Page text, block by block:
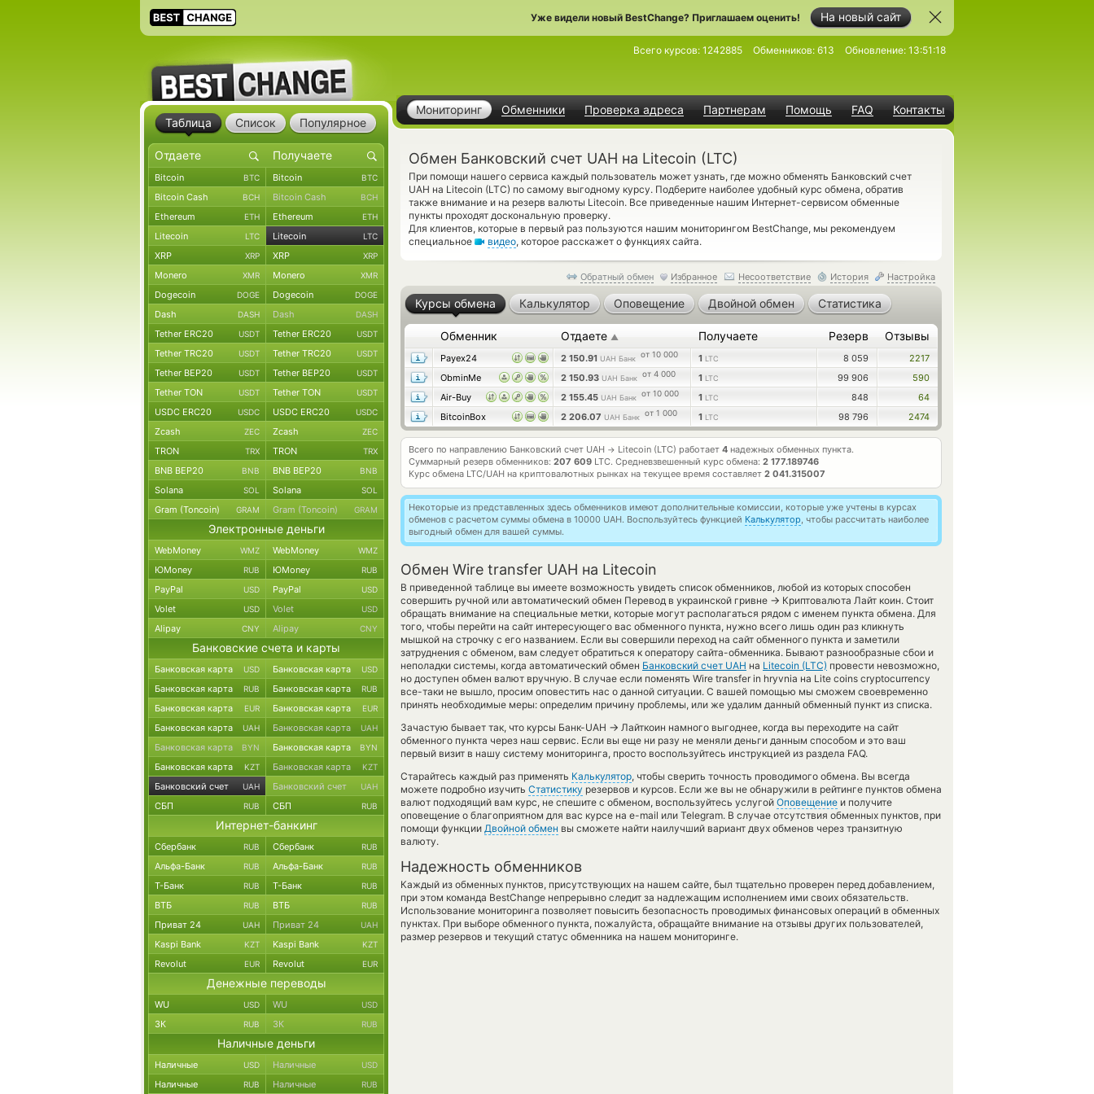
На новый сайт
Уже видели новый BestChange? Приглашаем оценить!
Мониторинг Обменники Проверка адреса Партнерам Помощь FAQ Контакты
Всего курсов: 1242885 Обменников: 613 Обновление: 13:51:18
Обмен Банковский счет UAH на Litecoin (LTC)
При помощи нашего сервиса каждый пользователь может узнать, где можно обменять Банковский счет
UAH на Litecoin (LTC) по самому выгодному курсу. Подберите наиболее удобный курс обмена, обратив
также внимание и на резерв валюты Litecoin. Все приведенные нашим Интернет-сервисом обменные
пункты проходят доскональную проверку.
Для клиентов, которые в первый раз пользуются нашим мониторингом BestChange, мы рекомендуем
специальное
видео, которое расскажет о функциях сайта.
Обратный обмен Избранное Несоответствие История Настройка
Курсы обмена Калькулятор Оповещение Двойной обмен Статистика
Обменник Отдаете ▲ Получаете Резерв Отзывы
Payex24 2 150.91 UAH Банк от 10 000 1 LTC 8 059
2217
ObminMe
2 150.93 UAH Банк от 4 000 1 LTC 99 906
590
Air-Buy
2 155.45 UAH Банк от 10 000 1 LTC 848
64
BitcoinBox
2 206.07 UAH Банк от 1 000 1 LTC 98 796 2474
Всего по направлению Банковский счет UAH → Litecoin (LTC) работает 4 надежных обменных пункта.
Суммарный резерв обменников: 207 609 LTC. Средневзвешенный курс обмена: 2 177.189746
Курс обмена LTC/UAH на криптовалютных рынках на текущее время составляет 2 041.315007
Некоторые из представленных здесь обменников имеют дополнительные комиссии, которые уже учтены в курсах
обменов с расчетом суммы обмена в 10000 UAH. Воспользуйтесь функцией Калькулятор, чтобы рассчитать наиболее
выгодный обмен для вашей суммы.
Обмен Wire transfer UAH на Litecoin
В приведенной таблице вы имеете возможность увидеть список обменников, любой из которых способен
совершить ручной или автоматический обмен Перевод в украинской гривне → Криптовалюта Лайт коин. Стоит
обращать внимание на специальные метки, которые могут располагаться рядом с именем пункта обмена. Для
того, чтобы перейти на сайт интересующего вас обменного пункта, нужно всего лишь один раз кликнуть
мышкой на строчку с его названием. Если вы совершили переход на сайт обменного пункта и заметили
затруднения с обменом, вам следует обратиться к оператору сайта-обменника. Бывают разнообразные сбои и
неполадки системы, когда автоматический обмен Банковский счет UAH на Litecoin (LTC) провести невозможно,
но доступен обмен валют вручную. В случае если поменять Wire transfer in hryvnia на Lite coins cryptocurrency
все-таки не вышло, просим оповестить нас о данной ситуации. С вашей помощью мы сможем своевременно
принять необходимые меры: определим причину проблемы, или же удалим данный обменный пункт из списка.
Зачастую бывает так, что курсы Банк-UAH → Лайткоин намного выгоднее, когда вы переходите на сайт
обменного пункта через наш сервис. Если вы еще ни разу не меняли деньги данным способом и это ваш
первый визит в нашу систему мониторинга, просто воспользуйтесь инструкцией из раздела FAQ.
Старайтесь каждый раз применять Калькулятор, чтобы сверить точность проводимого обмена. Вы всегда
можете подробно изучить Статистику резервов и курсов. Если же вы не обнаружили в рейтинге пунктов обмена
валют подходящий вам курс, не спешите с обменом, воспользуйтесь услугой Оповещение и получите
оповещение о благоприятном для вас курсе на e-mail или Telegram. В случае отсутствия обменных пунктов, при
помощи функции Двойной обмен вы сможете найти наилучший вариант двух обменов через транзитную
валюту.
Надежность обменников
Каждый из обменных пунктов, присутствующих на нашем сайте, был тщательно проверен перед добавлением,
при этом команда BestChange непрерывно следит за надлежащим исполнением ими своих обязательств.
Использование мониторинга позволяет повысить безопасность проводимых финансовых операций в обменных
пунктах. При выборе обменного пункта, пожалуйста, обращайте внимание на отзывы других пользователей,
размер резервов и текущий статус обменника на нашем мониторинге.
Таблица Список Популярное
Bitcoin BTC Bitcoin BTC
Bitcoin Cash BCH Bitcoin Cash BCH
Ethereum ETH Ethereum ETH
Litecoin LTC Litecoin LTC
XRP XRP XRP XRP
Monero XMR Monero XMR
Dogecoin DOGE Dogecoin DOGE
Dash DASH Dash DASH
Tether ERC20 USDT Tether ERC20 USDT
Tether TRC20 USDT Tether TRC20 USDT
Tether BEP20 USDT Tether BEP20 USDT
Tether TON USDT Tether TON USDT
USDC ERC20 USDC USDC ERC20 USDC
Zcash ZEC Zcash ZEC
TRON TRX TRON TRX
BNB BEP20 BNB BNB BEP20 BNB
Solana SOL Solana SOL
Gram (Toncoin) GRAM Gram (Toncoin) GRAM
Электронные деньги
WebMoney WMZ WebMoney WMZ
ЮMoney RUB ЮMoney RUB
PayPal USD PayPal USD
Volet USD Volet USD
Alipay CNY Alipay CNY
Банковские счета и карты
Банковская карта USD Банковская карта USD
Банковская карта RUB Банковская карта RUB
Банковская карта EUR Банковская карта EUR
Банковская карта UAH Банковская карта UAH
Банковская карта BYN Банковская карта BYN
Банковская карта KZT Банковская карта KZT
Банковский счет UAH Банковский счет UAH
СБП RUB СБП RUB
Интернет-банкинг
Сбербанк RUB Сбербанк RUB
Альфа-Банк RUB Альфа-Банк RUB
Т-Банк RUB Т-Банк RUB
ВТБ RUB ВТБ RUB
Приват 24 UAH Приват 24 UAH
Kaspi Bank KZT Kaspi Bank KZT
Revolut EUR Revolut EUR
Денежные переводы
WU USD WU USD
ЗК RUB ЗК RUB
Наличные деньги
Наличные USD Наличные USD
Наличные RUB Наличные RUB